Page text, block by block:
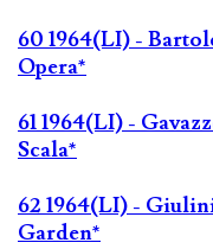
60 1964(LI) -
Opera*
61 1964(LI) -
Scala*
62 1964(LI) -
Garden*